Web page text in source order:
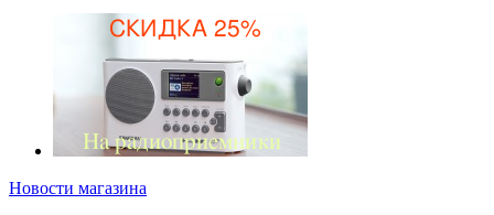
Новости магазина